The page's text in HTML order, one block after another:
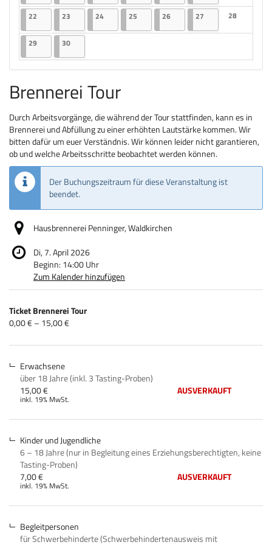
Keine
22 22.06.2026
2 Veranstaltungen
23 23.06.2026
2 Veranstaltungen
2424.06.2026
2 Veranstaltungen
25 25.06.2026
2 Veranstaltungen
2626.06.2026
2 Veranstaltungen
27 27.06.2026
2 Veranstaltungen
28
Keine
2929.06.2026
2 Veranstaltungen
3030.06.2026
2 Veranstaltungen
Brennerei Tour
Durch Arbeitsvorgänge, die während der Tour stattfinden, kann es in
Brennerei und Abfüllung zu einer erhöhten Lautstärke kommen. Wir
bitten dafür um euer Verständnis. Wir können leider nicht garantieren,
ob und welche Arbeitsschritte beobachtet werden können.
Der Buchungszeitraum für diese Veranstaltung ist
beendet.
Hausbrennerei Penninger, Waldkirchen
Di, 7. April 2026
Beginn: 14:00Uhr
Zum Kalender hinzufügen
Produkte
Unkategorisierte
Produkte
Ticket Brennerei Tour
von
bis
0,00 € – 15,00 €
Erwachsene
über 18 Jahre (inkl. 3 Tasting-Proben)
15,00 €
inkl. 19% MwSt.
AUSVERKAUFT
Kinder und Jugendliche
6 – 18 Jahre (nur in Begleitung eines Erziehungsberechtigten, keine
Tasting-Proben)
7,00 €
inkl. 19% MwSt.
AUSVERKAUFT
Begleitpersonen
für Schwerbehinderte (Schwerbehindertenausweis mit